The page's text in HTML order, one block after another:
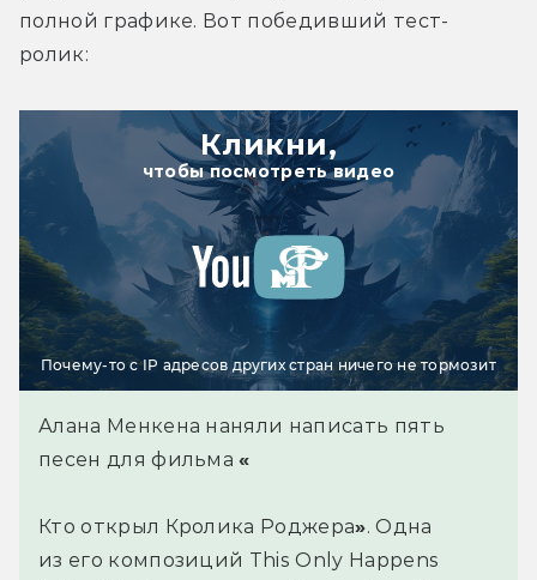
полной графике. Вот победивший тест-
ролик:
Кликни,
чтобы посмотреть видео
Почему-то с IP адресов других стран ничего не тормозит
Алана Менкена наняли написать пять
песен для фильма «
Кто открыл Кролика Роджера». Одна
из его композиций This Only Happens